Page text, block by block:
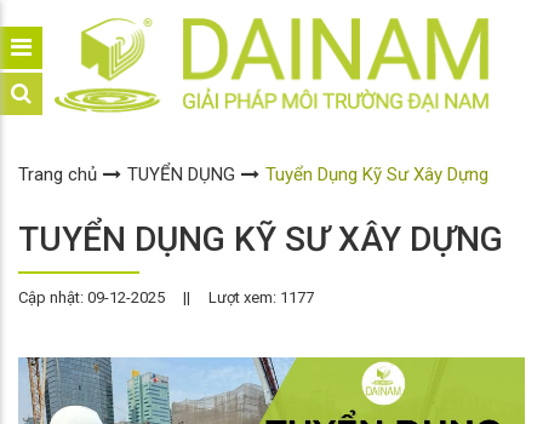
Trang chủ TUYỂN DỤNG Tuyển Dụng Kỹ Sư Xây Dựng
TUYỂN DỤNG KỸ SƯ XÂY DỰNG
Cập nhật: 09-12-2025 || Lượt xem: 1177